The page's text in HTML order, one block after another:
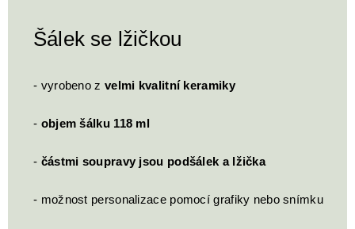
Šálek se lžičkou
- vyrobeno z velmi kvalitní keramiky
- objem šálku 118 ml
- částmi soupravy jsou podšálek a lžička
- možnost personalizace pomocí grafiky nebo snímku